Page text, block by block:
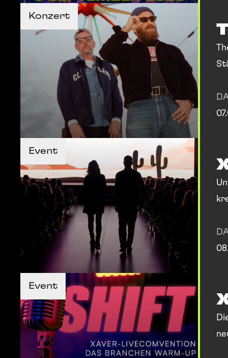
Konzert
TICKETS KAUFEN
MEHR INFOS
MEHR INFOS
Event
MEHR INFOS
MEHR INFOS
Event
TICKETS KAUFEN
TICKETS KAUFEN
MEHR INFOS
MEHR INFOS